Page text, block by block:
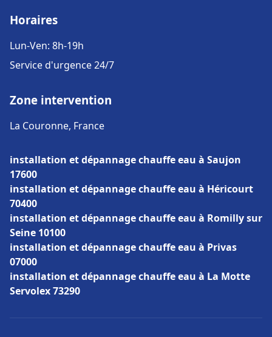
Horaires
Lun-Ven: 8h-19h
Service d'urgence 24/7
Zone intervention
La Couronne, France
installation et dépannage chauffe eau à Saujon
17600
installation et dépannage chauffe eau à Héricourt
70400
installation et dépannage chauffe eau à Romilly sur
Seine 10100
installation et dépannage chauffe eau à Privas
07000
installation et dépannage chauffe eau à La Motte
Servolex 73290